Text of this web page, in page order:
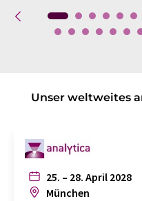
Unser weltweites
25. – 28. April 2028
München